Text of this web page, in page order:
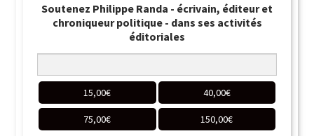
Soutenez Philippe Randa - écrivain, éditeur et
chroniqueur politique - dans ses activités
éditoriales
15,00€ 40,00€
75,00€ 150,00€